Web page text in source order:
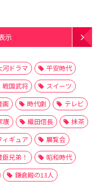
示
河ドラマ
平安時代
戦国武将
スイーツ
画 時代劇
テレビ
康 織田信長
抹茶
ィギュア
展覧会
臣兄弟！
昭和時代
鎌倉殿の13人